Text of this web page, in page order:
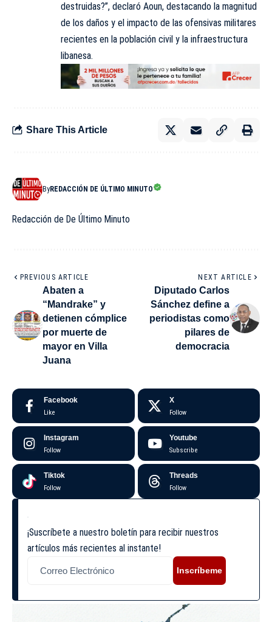
destruidas?”, declaró Aoun, destacando la magnitud
de los daños y el impacto de las ofensivas militares
recientes en la población civil y la infraestructura
libanesa.
Share This Article
ByREDACCIÓN DE ÚLTIMO MINUTO
Redacción de De Último Minuto
PREVIOUS ARTICLE
Abaten a
“Mandrake” y
detienen cómplice
por muerte de
mayor en Villa
Juana
NEXT ARTICLE
Diputado Carlos
Sánchez define a
periodistas como
pilares de
democracia
Facebook
Like
X
Follow
Instagram
Follow
Youtube
Subscribe
Tiktok
Follow
Threads
Follow
¡Suscríbete a nuestro boletín para recibir nuestros
artículos más recientes al instante!
Inscríbeme